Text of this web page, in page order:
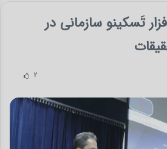
تَسکینو سازمانی در
2